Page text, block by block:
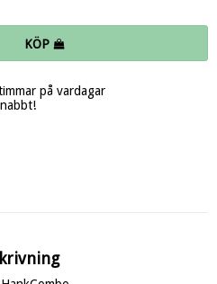
KÖP
på vardagar